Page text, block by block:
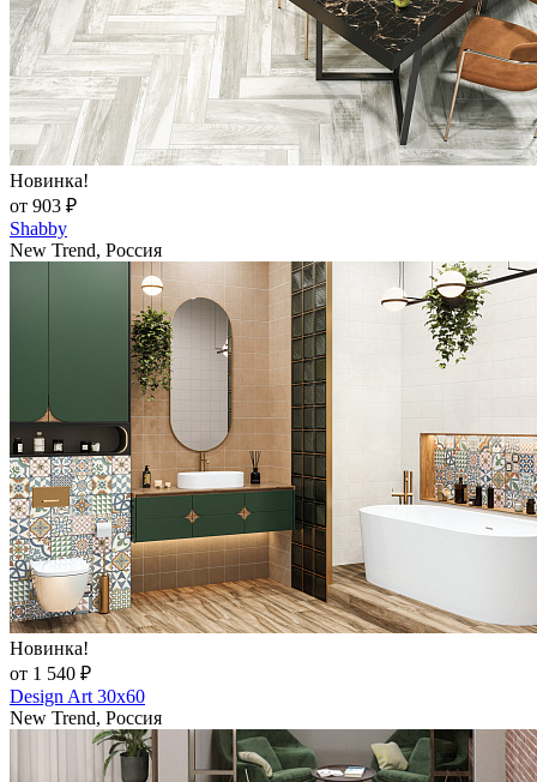
Новинка!
от 903 ₽
Shabby
New Trend, Россия
Новинка!
от 1 540 ₽
Design Art 30x60
New Trend, Россия